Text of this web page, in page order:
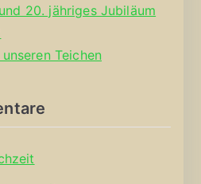
20. jähriges Jubiläum
Teichen